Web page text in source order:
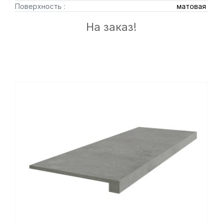
Поверхность :
матовая
На заказ!